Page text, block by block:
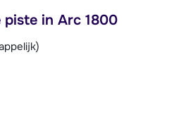
piste in Arc 1800